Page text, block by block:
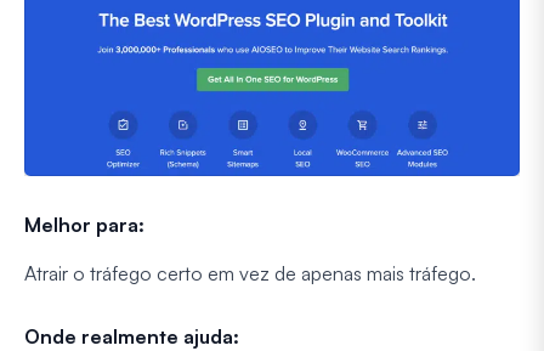
Melhor para:
Atrair o tráfego certo em vez de apenas mais tráfego.
Onde realmente ajuda: